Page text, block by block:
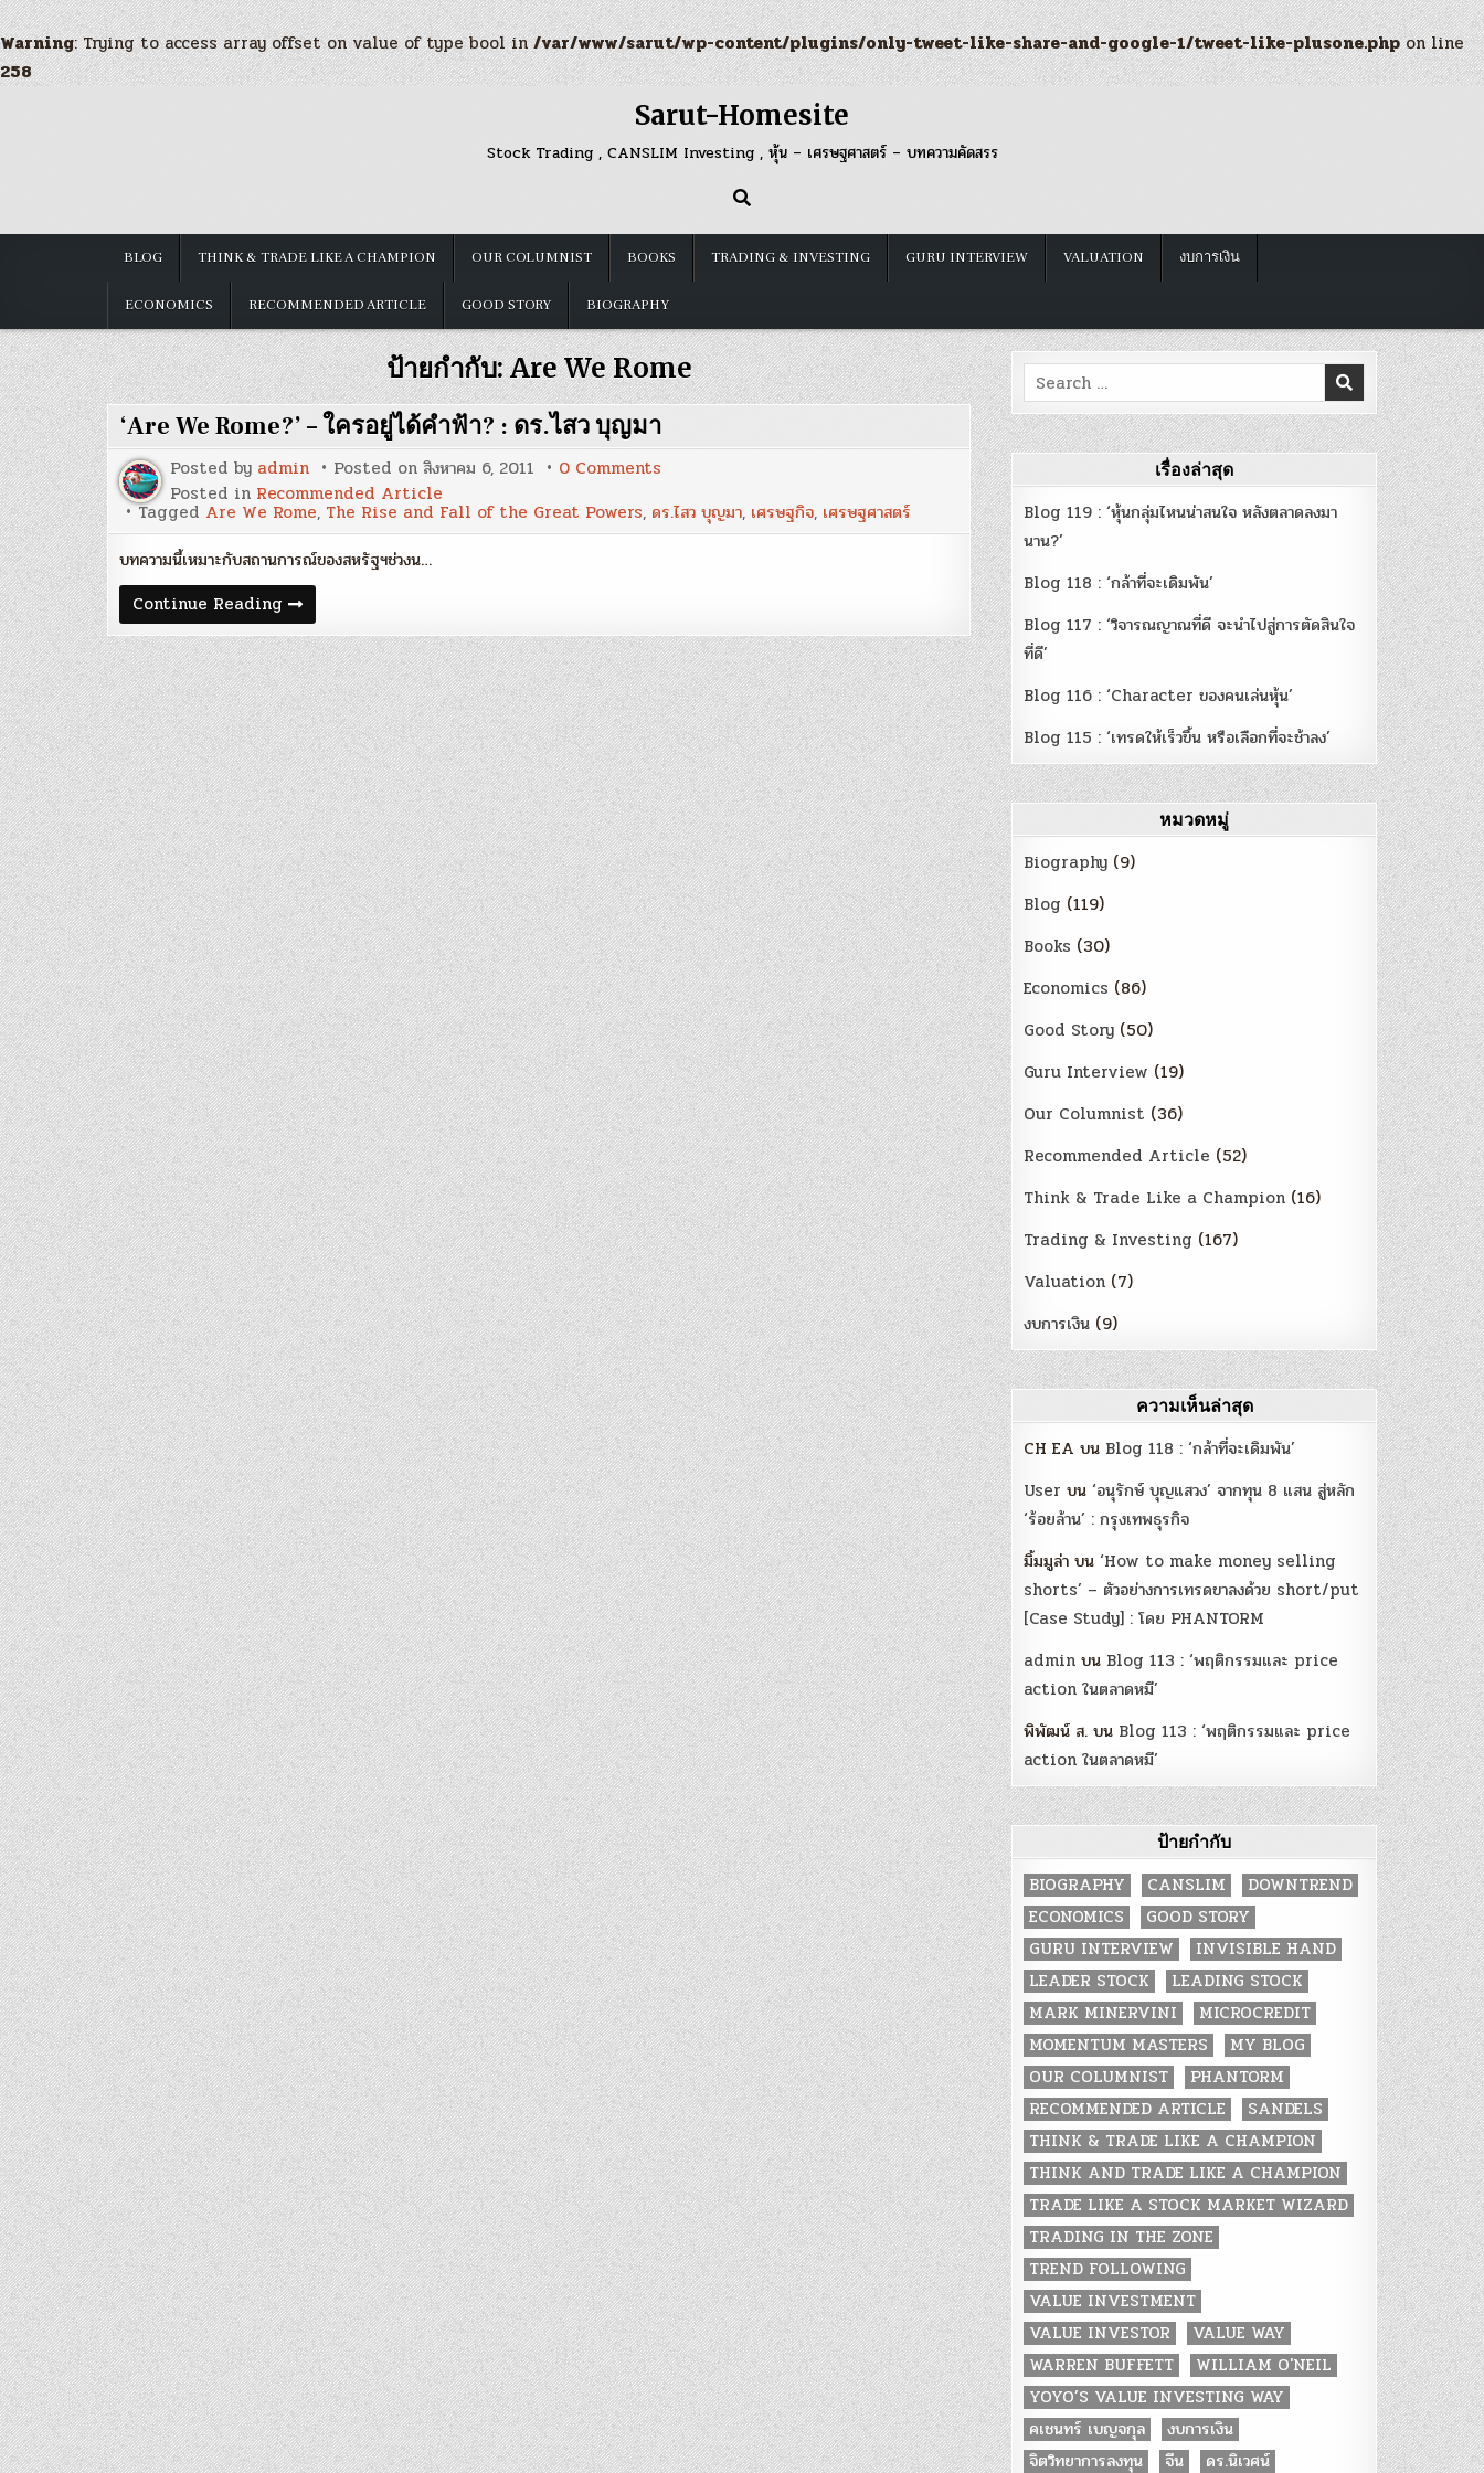
Warning: Trying to access array offset on value of type bool in/var/www/sarut/wp-content/plugins/only-tweet-like-share-and-google-1/tweet-like-plusone.phpon line
258
Sarut-Homesite
Stock Trading , CANSLIM Investing , หุ้น – เศรษฐศาสตร์ – บทความคัดสรร
BLOG THINK & TRADE LIKE A CHAMPION OUR COLUMNIST BOOKS TRADING & INVESTING GURU INTERVIEW VALUATION งบการเงิน
ECONOMICS RECOMMENDED ARTICLE GOOD STORY BIOGRAPHY
ป้ายกำกับ:Are We Rome
‘Are We Rome?’ – ใครอยู่ได้คำฟ้า? : ดร.ไสว บุญมา
Posted by admin Posted on สิงหาคม 6, 2011 0 Comments
We
Rome?’
–
:
ดร.ไสว
บุญ
มา
Posted in Recommended Article
Tagged Are We Rome, The Rise and Fall of the Great Powers, ดร.ไสว บุญมา, เศรษฐกิจ, เศรษฐศาสตร์
บทความนี้เหมาะกับสถานการณ์ของสหรัฐฯช่วงน…
Continue Reading ‘Are
We
Rome?’
–
ใคร
อยู่
ได้
คำ
ฟ้า?
:
ดร.ไสว
บุญ
มา
Search
for:
เรื่องล่าสุด
Blog 119 : ‘หุ้นกลุ่มไหนน่าสนใจ หลังตลาดลงมา
นาน?’
Blog 118 : ‘กล้าที่จะเดิมพัน’
Blog 117 : ‘วิจารณญาณที่ดี จะนำไปสู่การตัดสินใจ
ที่ดี’
Blog 116 : ‘Character ของคนเล่นหุ้น’
Blog 115 : ‘เทรดให้เร็วขึ้น หรือเลือกที่จะช้าลง’
หมวดหมู่
Biography (9)
Blog (119)
Books (30)
Economics (86)
Good Story (50)
Guru Interview (19)
Our Columnist (36)
Recommended Article (52)
Think & Trade Like a Champion (16)
Trading & Investing (167)
Valuation (7)
งบการเงิน (9)
ความเห็นล่าสุด
CH EA บน Blog 118 : ‘กล้าที่จะเดิมพัน’
User บน‘อนุรักษ์ บุญแสวง’ จากทุน 8 แสน สู่หลัก
‘ร้อยล้าน’ : กรุงเทพธุรกิจ
มิ้มมูล่า บน‘How to make money selling
shorts’ – ตัวอย่างการเทรดขาลงด้วย short/put
[Case Study] : โดย PHANTORM
admin บน Blog 113 : ‘พฤติกรรมและ price
action ในตลาดหมี’
พิพัฒน์ ส. บน Blog 113 : ‘พฤติกรรมและ price
action ในตลาดหมี’
ป้ายกำกับ
BIOGRAPHY CANSLIM
DOWNTREND
ECONOMICS
GOOD STORY
GURU INTERVIEW
INVISIBLE HAND
LEADER STOCK
LEADING STOCK
MARK MINERVINI
MICROCREDIT
MOMENTUM MASTERS
MY BLOG
OUR COLUMNIST
PHANTORM
RECOMMENDED ARTICLE
SANDELS
THINK & TRADE LIKE A CHAMPION
THINK AND TRADE LIKE A CHAMPION
TRADE LIKE A STOCK MARKET WIZARD
TRADING IN THE ZONE
TREND FOLLOWING
VALUE INVESTMENT
VALUE INVESTOR
VALUE WAY
WARREN BUFFETT
WILLIAM O'NEIL
YOYO’S VALUE INVESTING WAY
คเชนทร์ เบญจกุล
งบการเงิน
จิตวิทยาการลงทุน
จีน ดร.นิเวศน์